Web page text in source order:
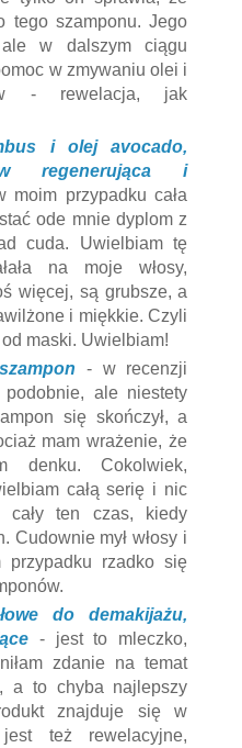
tego szamponu. Jego
ale w dalszym ciągu
w zmywaniu olei i
- rewelacja, jak
i olej avocado,
regenerująca i
przypadku cała
ode mnie dyplom z
cuda. Uwielbiam tę
na moje włosy,
więcej, są grubsze, a
i miękkie. Czyli
maski. Uwielbiam!
- w recenzji
ale niestety
się skończył, a
mam wrażenie, że
denku. Cokolwiek,
całą serię i nic
cały ten czas, kiedy
Cudownie mył włosy i
rzadko się
do demakijażu,
- jest to mleczko,
zdanie na temat
a to chyba najlepszy
znajduje się w
też rewelacyjne,